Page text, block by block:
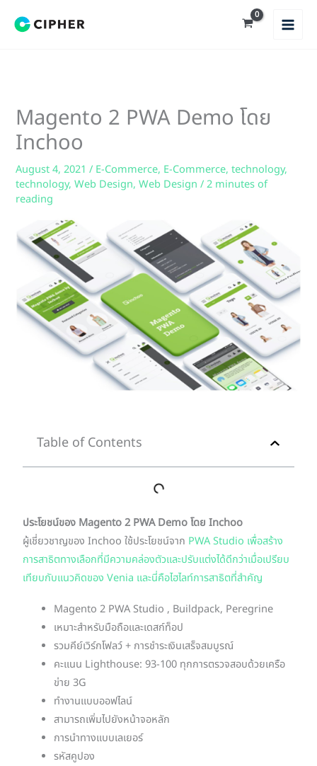
Magento 2 PWA Demo โดย
Inchoo
August 4, 2021/ E-Commerce, E-Commerce,technology,
technology,Web Design,Web Design /2 minutes of
reading
Table of Contents
ประโยชน์ของ Magento 2 PWA Demo โดย Inchoo
ผู้เชี่ยวชาญของ Inchoo ใช้ประโยชน์จาก PWA Studio เพื่อสร้าง
การสาธิตทางเลือกที่มีความคล่องตัวและปรับแต่งได้ดีกว่าเมื่อเปรียบ
เทียบกับแนวคิดของ Venia และนี่คือไฮไลท์การสาธิตที่สำคัญ
Magento 2 PWA Studio , Buildpack, Peregrine
เหมาะสำหรับมือถือและเดสก์ท็อป
รวมคีย์เวิร์กโฟลว์ + การชำระเงินเสร็จสมบูรณ์
คะแนน Lighthouse: 93-100 ทุกการตรวจสอบด้วยเครือ
ข่าย 3G
ทำงานแบบออฟไลน์
สามารถเพิ่มไปยังหน้าจอหลัก
การนำทางแบบเลเยอร์
รหัสคูปอง